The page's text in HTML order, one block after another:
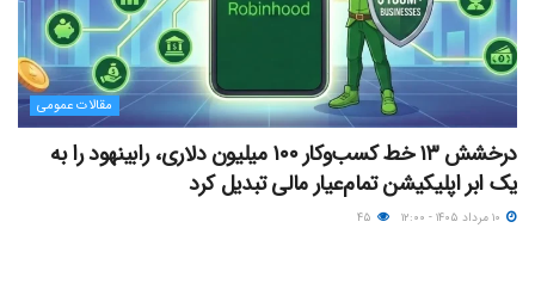
مقالات عمومی
درخشش ۱۳ خط کسب‌وکار ۱۰۰ میلیون دلاری، رابینهود را به
یک ابر اپلیکیشن تمام‌عیار مالی تبدیل کرد